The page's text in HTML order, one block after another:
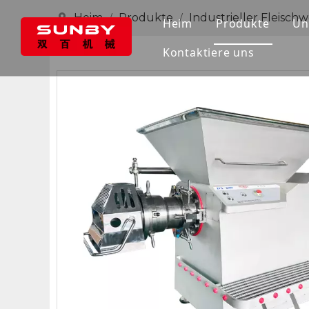
Heim Produkte
Fleischtrenner
Kontaktiere uns
Heim / Produkte / Industrieller